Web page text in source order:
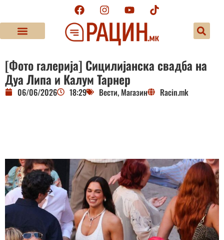
[Фото галерија] Сицилијанска свадба на
Дуа Липа и Калум Тарнер
06/06/2026 18:29 Вести, Магазин Racin.mk